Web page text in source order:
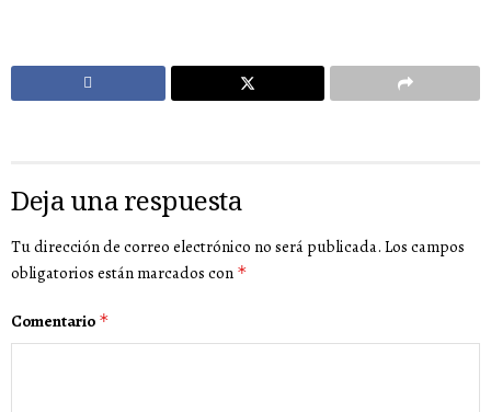
Deja una respuesta
Tu dirección de correo electrónico no será publicada. Los campos
obligatorios están marcados con *
Comentario *